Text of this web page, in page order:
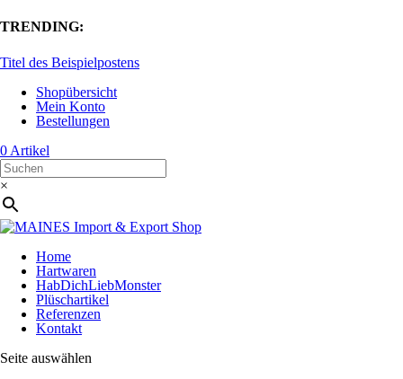
TRENDING:
Titel des Beispielpostens
Shopübersicht
Mein Konto
Bestellungen
0 Artikel
×
Home
Hartwaren
HabDichLiebMonster
Plüschartikel
Referenzen
Kontakt
Seite auswählen